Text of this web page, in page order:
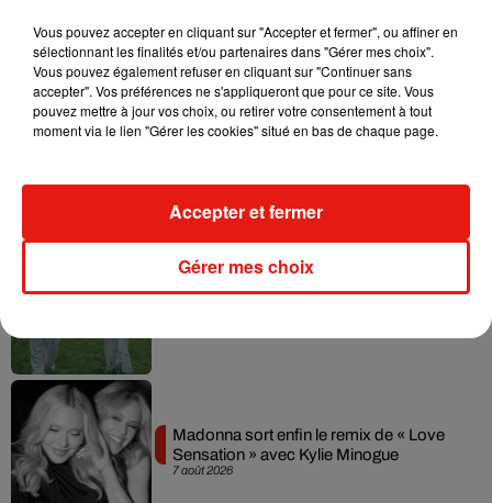
(Avec AFP)
Julien Lieb s’essaye à la vie de chatelain
7 août 2026
Madonna sort enfin le remix de « Love
Sensation » avec Kylie Minogue
Vous pouvez accepter en cliquant sur "Accepter et fermer", ou affiner en
sélectionnant les finalités et/ou partenaires dans "Gérer mes choix".
Vous pouvez également refuser en cliquant sur "Continuer sans
accepter". Vos préférences ne s'appliqueront que pour ce site. Vous
pouvez mettre à jour vos choix, ou retirer votre consentement à tout
moment via le lien "Gérer les cookies" situé en bas de chaque page.
Gérer mes choix
Accepter et fermer